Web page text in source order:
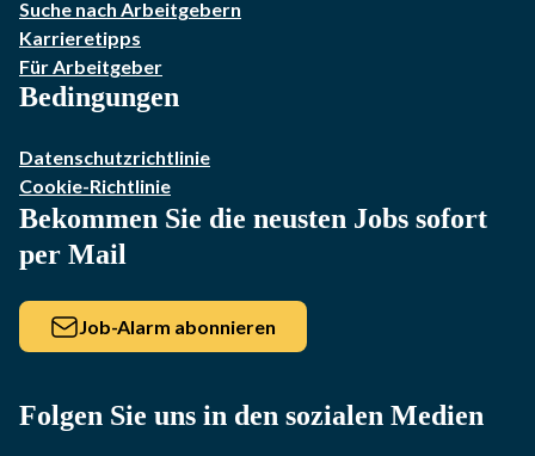
Suche nach Arbeitgebern
Karrieretipps
Für Arbeitgeber
Bedingungen
Datenschutzrichtlinie
Cookie-Richtlinie
Bekommen Sie die neusten Jobs sofort
per Mail
Job-Alarm abonnieren
Folgen Sie uns in den sozialen Medien